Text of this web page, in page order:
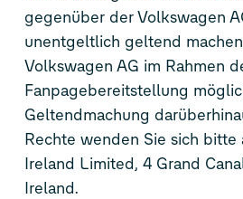
gegenüber der Volkswagen
unentgeltlich geltend
Volkswagen AG im Rahmen
Fanpagebereitstellung
Geltendmachung
Rechte wenden Sie sich bitte
Ireland Limited, 4 Grand
Ireland.